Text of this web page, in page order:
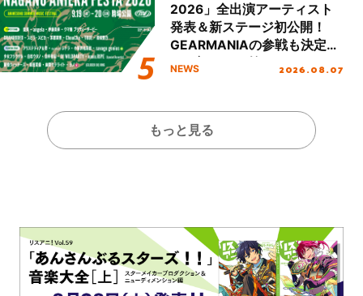
2026」全出演アーティスト
発表＆新ステージ初公開！
GEARMANIAの参戦も決定
し、初となる第3ステージの
NEWS 2026.08.07
もっと見る